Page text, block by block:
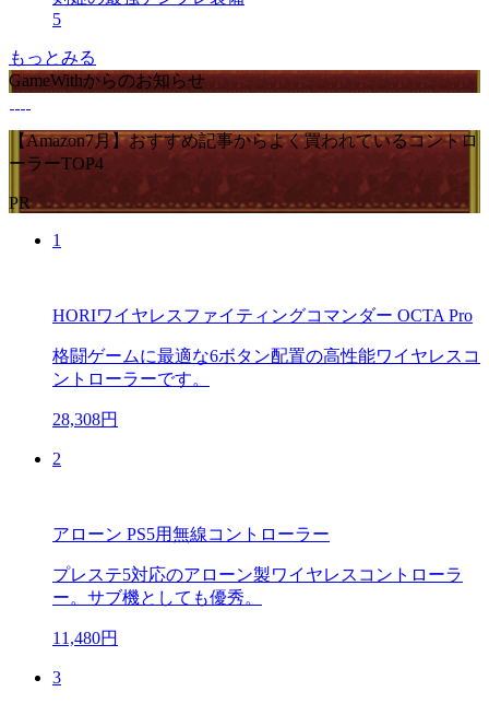
5
もっとみる
GameWithからのお知らせ
【Amazon7月】おすすめ記事からよく買われているコントロ
ーラーTOP4
PR
1
HORIワイヤレスファイティングコマンダー OCTA Pro
格闘ゲームに最適な6ボタン配置の高性能ワイヤレスコ
ントローラーです。
28,308円
2
アローン PS5用無線コントローラー
プレステ5対応のアローン製ワイヤレスコントローラ
ー。サブ機としても優秀。
11,480円
3